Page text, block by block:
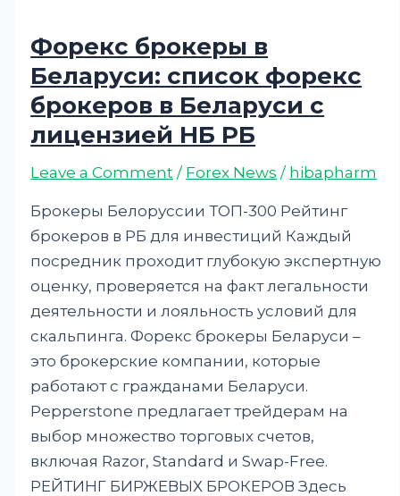
Форекс брокеры в
Беларуси: список форекс
брокеров в Беларуси с
лицензией НБ РБ
Leave a Comment / Forex News / hibapharm
Брокеры Белоруссии ТОП-300 Рейтинг
брокеров в РБ для инвестиций Каждый
посредник проходит глубокую экспертную
оценку, проверяется на факт легальности
деятельности и лояльность условий для
скальпинга. Форекс брокеры Беларуси –
это брокерские компании, которые
работают с гражданами Беларуси.
Pepperstone предлагает трейдерам на
выбор множество торговых счетов,
включая Razor, Standard и Swap-Free.
РЕЙТИНГ БИРЖЕВЫХ БРОКЕРОВ Здесь